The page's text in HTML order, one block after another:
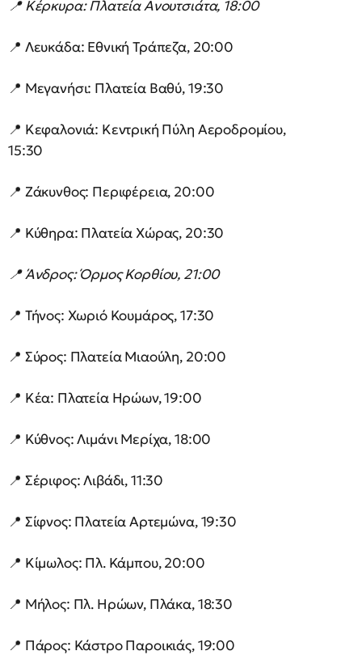
📍 Κέρκυρα: Πλατεία Ανουτσιάτα, 18:00
📍 Λευκάδα: Εθνική Τράπεζα, 20:00
📍 Μεγανήσι: Πλατεία Βαθύ, 19:30
📍 Κεφαλονιά: Κεντρική Πύλη Αεροδρομίου,
15:30
📍 Ζάκυνθος: Περιφέρεια, 20:00
📍 Κύθηρα: Πλατεία Χώρας, 20:30
📍 Άνδρος: Όρμος Κορθίου, 21:00
📍 Τήνος: Χωριό Κουμάρος, 17:30
📍 Σύρος: Πλατεία Μιαούλη, 20:00
📍 Κέα: Πλατεία Ηρώων, 19:00
📍 Κύθνος: Λιμάνι Μερίχα, 18:00
📍 Σέριφος: Λιβάδι, 11:30
📍 Σίφνος: Πλατεία Αρτεμώνα, 19:30
📍 Κίμωλος: Πλ. Κάμπου, 20:00
📍 Μήλος: Πλ. Ηρώων, Πλάκα, 18:30
📍 Πάρος: Κάστρο Παροικιάς, 19:00